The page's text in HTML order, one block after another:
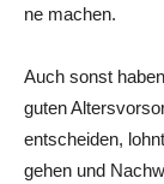
ne machen.
Auch sonst
guten
ent­schei­den,
gehen und